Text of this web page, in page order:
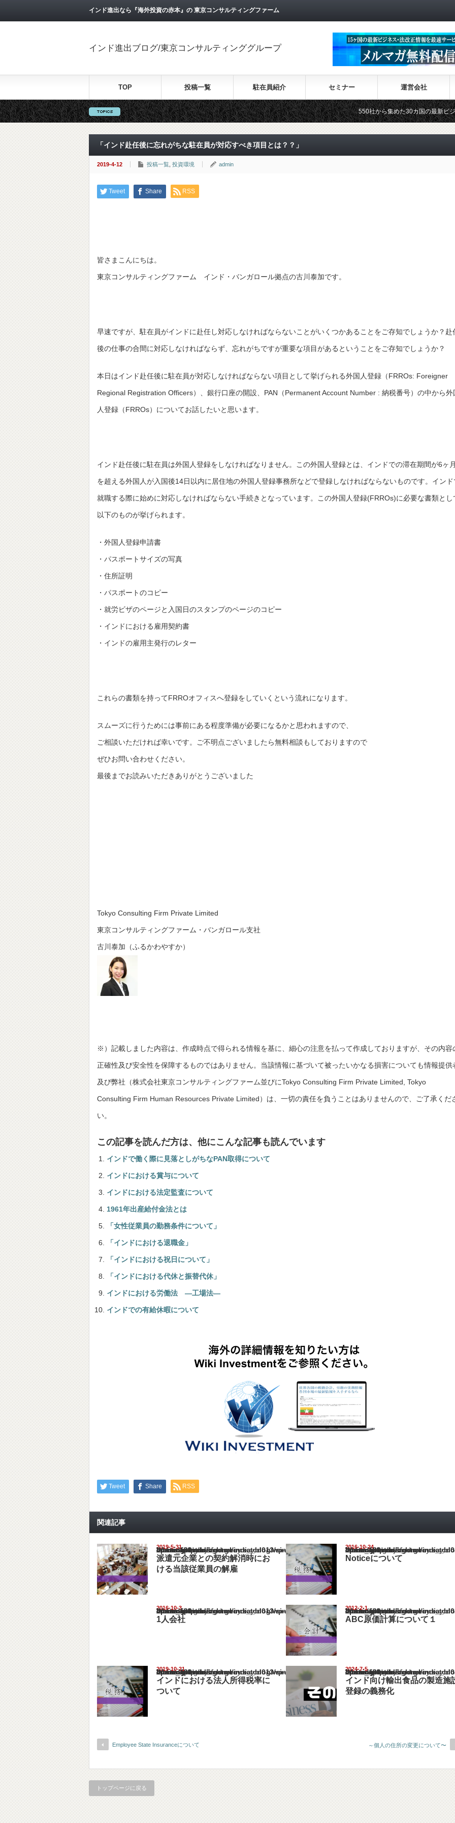
インド進出なら『海外投資の赤本』の 東京コンサルティングファーム
インド進出ブログ/東京コンサルティンググループ
TOP 投稿一覧 駐在員紹介 セミナー 運営会社
550社から集めた30カ国の最新ビジネス情報
「インド赴任後に忘れがちな駐在員が対応すべき項目とは？？」
2019-4-12 投稿一覧 投資環境 admin
Tweet Share RSS
皆さまこんにちは。
東京コンサルティングファーム インド・バンガロール拠点の古川泰加です。
早速ですが、駐在員がインドに赴任し対応しなければならないことがいくつかあることをご存知でしょうか？赴
後の仕事の合間に対応しなければならず、忘れがちですが重要な項目があるということをご存知でしょうか？
本日はインド赴任後に駐在員が対応しなければならない項目として挙げられる外国人登録（FRROs: Foreigner
Regional Registration Officers）、銀行口座の開設、PAN（Permanent Account Number : 納税番号）の中から外
人登録（FRROs）についてお話したいと思います。
インド赴任後に駐在員は外国人登録をしなければなりません。この外国人登録とは、インドでの滞在期間が6ヶ月
を超える外国人が入国後14日以内に居住地の外国人登録事務所などで登録しなければならないものです。インド
就職する際に始めに対応しなければならない手続きとなっています。この外国人登録(FRROs)に必要な書類とし
以下のものが挙げられます。
・外国人登録申請書
・パスポートサイズの写真
・住所証明
・パスポートのコピー
・就労ビザのページと入国日のスタンプのページのコピー
・インドにおける雇用契約書
・インドの雇用主発行のレター
これらの書類を持ってFRROオフィスへ登録をしていくという流れになります。
スムーズに行うためには事前にある程度準備が必要になるかと思われますので、
ご相談いただければ幸いです。ご不明点ございましたら無料相談もしておりますので
ぜひお問い合わせください。
最後までお読みいただきありがとうございました
Tokyo Consulting Firm Private Limited
東京コンサルティングファーム・バンガロール支社
古川泰加（ふるかわやすか）
※）記載しました内容は、作成時点で得られる情報を基に、細心の注意を払って作成しておりますが、その内容
正確性及び安全性を保障するものではありません。当該情報に基づいて被ったいかなる損害についても情報提供
及び弊社（株式会社東京コンサルティングファーム並びにTokyo Consulting Firm Private Limited, Tokyo
Consulting Firm Human Resources Private Limited）は、一切の責任を負うことはありませんので、ご了承くだ
い。
この記事を読んだ方は、他にこんな記事も読んでいます
インドで働く際に見落としがちなPAN取得について
インドにおける賞与について
インドにおける法定監査について
1961年出産給付金法とは
「女性従業員の勤務条件について」
「インドにおける退職金」
「インドにおける祝日について」
「インドにおける代休と振替代休」
インドにおける労働法 ―工場法―
インドでの有給休暇について
Tweet Share RSS
関連記事
2019-5-31
Warning
: Undefined array key "show_category" in
/home/netst/kuno-cpa.co.jp/public_html/india_blog/wp-content/themes/gorgeous_tcd013/single.php
on line183
派遣元企業との契約解消時にお
ける当該従業員の解雇
2016-10-24
Warning
: Undefined array key "show_category" in
/home/netst/kuno-cpa.co.jp/public_html/india_blog/wp-content/
on line183
Noticeについて
2016-10-3
Warning
: Undefined array key "show_category" in
/home/netst/kuno-cpa.co.jp/public_html/india_blog/wp-content/themes/gorgeous_tcd013/single.php
on line183
1人会社
2012-2-1
Warning
: Undefined array key "show_category" in
/home/netst/kuno-cpa.co.jp/public_html/india_blog/wp-content/
on line183
ABC原価計算について１
2019-10-21
Warning
: Undefined array key "show_category" in
/home/netst/kuno-cpa.co.jp/public_html/india_blog/wp-content/themes/gorgeous_tcd013/single.php
on line183
インドにおける法人所得税率に
ついて
2024-7-5
Warning
: Undefined array key "show_category" in
/home/netst/kuno-cpa.co.jp/public_html/india_blog/wp-content/
on line183
インド向け輸出食品の製造施
登録の義務化
Employee State Insuranceについて ～個人の住所の変更について〜
トップページに戻る